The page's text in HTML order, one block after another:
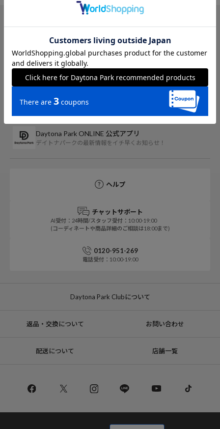
Daytona Park ONLINE 公式アプリ
デイトナパークの最新情報をイチ早くお知らせ！
ヘルプ
チャットサポート
AI受付：24時間/スタッフ受付：10:00-19:00
(コーディネートや商品詳細のご相談は18:00まで)
0120-951-269
電話受付：10:00-19:00
Daytona Park Clubについて
返品・交換について お問い合わせ
配送について 店舗一覧